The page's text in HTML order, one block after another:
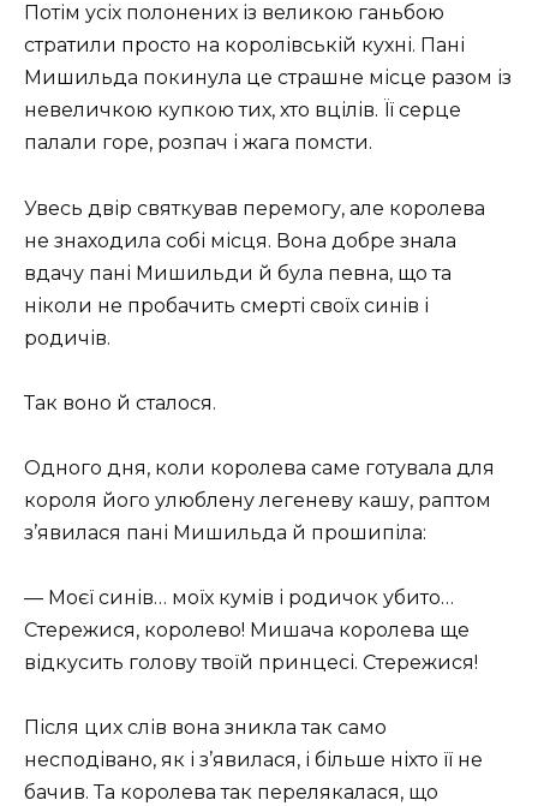
Потім усіх полонених із великою ганьбою
стратили просто на королівській кухні. Пані
Мишильда покинула це страшне місце разом із
невеличкою купкою тих, хто вцілів. Її серце
палали горе, розпач і жага помсти.
Увесь двір святкував перемогу, але королева
не знаходила собі місця. Вона добре знала
вдачу пані Мишильди й була певна, що та
ніколи не пробачить смерті своїх синів і
родичів.
Так воно й сталося.
Одного дня, коли королева саме готувала для
короля його улюблену легеневу кашу, раптом
з’явилася пані Мишильда й прошипіла:
— Моєї синів… моїх кумів і родичок убито…
Стережися, королево! Мишача королева ще
відкусить голову твоїй принцесі. Стережися!
Після цих слів вона зникла так само
несподівано, як і з’явилася, і більше ніхто її не
бачив. Та королева так перелякалася, що